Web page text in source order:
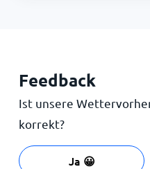
Feedback
Ist unsere
korrekt?
Ja 😀